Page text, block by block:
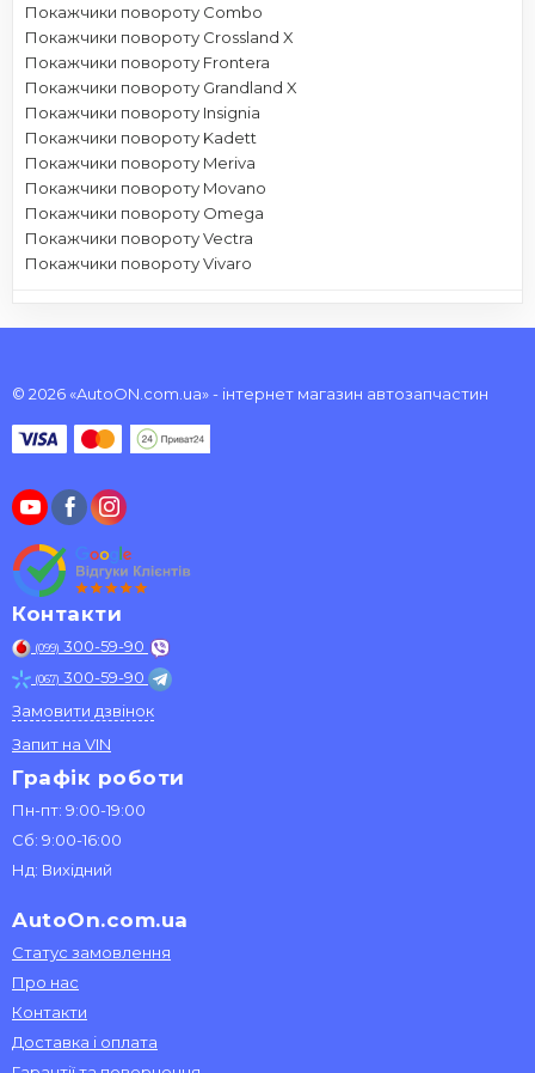
Покажчики повороту Combo
Покажчики повороту Crossland X
Покажчики повороту Frontera
Покажчики повороту Grandland X
Покажчики повороту Insignia
Покажчики повороту Kadett
Покажчики повороту Meriva
Покажчики повороту Movano
Покажчики повороту Omega
Покажчики повороту Vectra
Покажчики повороту Vivaro
© 2026 «AutoON.com.ua» - інтернет магазин автозапчастин
Контакти
(099) 300-59-90
(067) 300-59-90
Замовити дзвінок
Запит на VIN
Графік роботи
Пн-пт: 9:00-19:00
Сб: 9:00-16:00
Нд: Вихідний
AutoOn.com.ua
Статус замовлення
Про нас
Контакти
Доставка і оплата